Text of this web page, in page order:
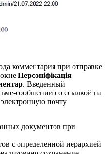
комментария при отправке
Персоніфікація
. Введенный
сообщении со ссылкой на
почту
документов при
с определенной иерархией